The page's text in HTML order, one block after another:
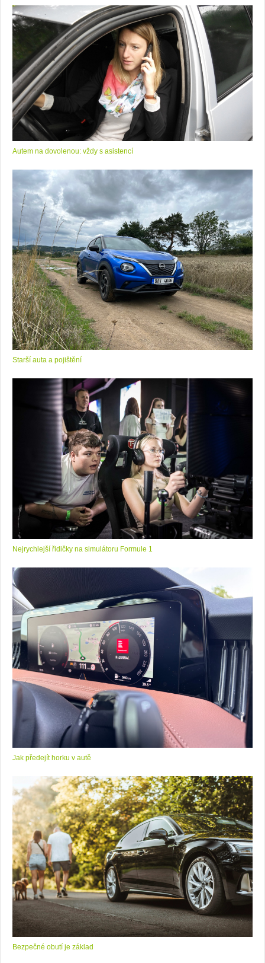
Autem na dovolenou: vždy s asistencí
Starší auta a pojištění
Nejrychlejší řidičky na simulátoru Formule 1
Jak předejít horku v autě
Bezpečné obutí je základ